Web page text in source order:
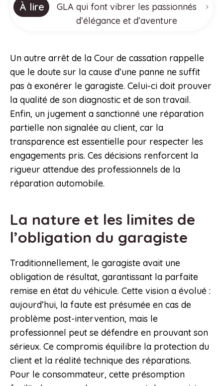
À lire
GLA qui font vibrer les passionnés
d’élégance et d’aventure
Un autre arrêt de la Cour de cassation rappelle
que le doute sur la cause d’une panne ne suffit
pas à exonérer le garagiste. Celui-ci doit prouver
la qualité de son diagnostic et de son travail.
Enfin, un jugement a sanctionné une réparation
partielle non signalée au client, car la
transparence est essentielle pour respecter les
engagements pris. Ces décisions renforcent la
rigueur attendue des professionnels de la
réparation automobile.
La nature et les limites de
l’obligation du garagiste
Traditionnellement, le garagiste avait une
obligation de résultat, garantissant la parfaite
remise en état du véhicule. Cette vision a évolué :
aujourd’hui, la faute est présumée en cas de
problème post-intervention, mais le
professionnel peut se défendre en prouvant son
sérieux. Ce compromis équilibre la protection du
client et la réalité technique des réparations.
Pour le consommateur, cette présomption